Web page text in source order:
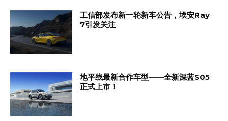
工信部发布新一轮新车公告，埃安Ray
7引发关注
地平线最新合作车型——全新深蓝S05
正式上市！